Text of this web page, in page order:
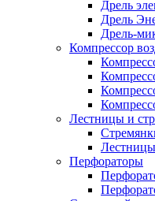
Дрель
Дрель
Дрель-
Компрессор
Лестницы и
Лестницы
Перфораторы